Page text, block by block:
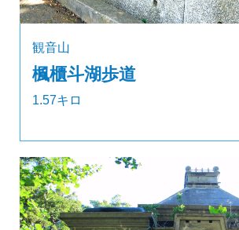
観音山
楓櫃斗湖歩道
1.57キロ